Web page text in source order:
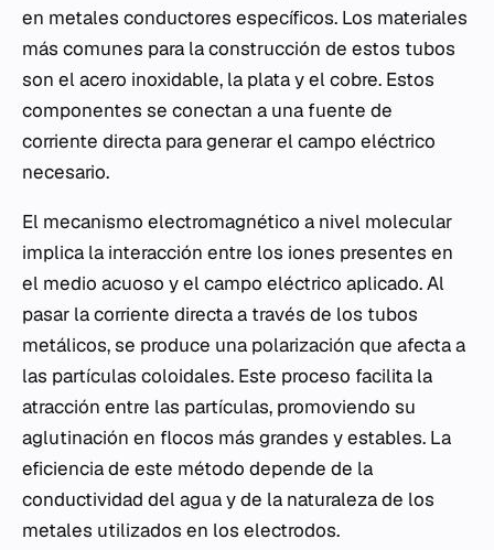
en metales conductores específicos. Los materiales
más comunes para la construcción de estos tubos
son el acero inoxidable, la plata y el cobre. Estos
componentes se conectan a una fuente de
corriente directa para generar el campo eléctrico
necesario.
El mecanismo electromagnético a nivel molecular
implica la interacción entre los iones presentes en
el medio acuoso y el campo eléctrico aplicado. Al
pasar la corriente directa a través de los tubos
metálicos, se produce una polarización que afecta a
las partículas coloidales. Este proceso facilita la
atracción entre las partículas, promoviendo su
aglutinación en flocos más grandes y estables. La
eficiencia de este método depende de la
conductividad del agua y de la naturaleza de los
metales utilizados en los electrodos.